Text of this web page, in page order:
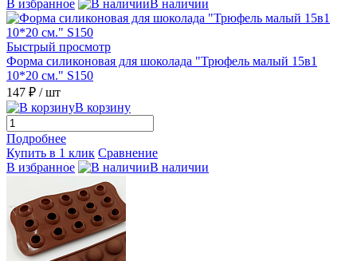
В избранное В наличии
Быстрый просмотр
Форма силиконовая для шоколада "Трюфель малый 15в1
10*20 см." S150
147 ₽ / шт
В корзину
Подробнее
Купить в 1 клик Сравнение
В избранное
В наличии